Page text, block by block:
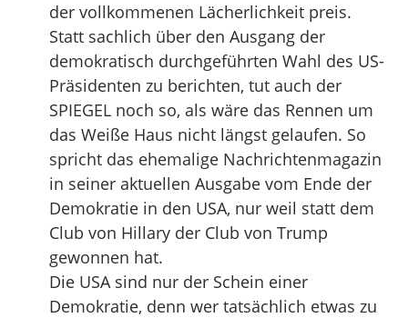
der vollkommenen Lächerlichkeit preis.
Statt sachlich über den Ausgang der
demokratisch durchgeführten Wahl des US-
Präsidenten zu berichten, tut auch der
SPIEGEL noch so, als wäre das Rennen um
das Weiße Haus nicht längst gelaufen. So
spricht das ehemalige Nachrichtenmagazin
in seiner aktuellen Ausgabe vom Ende der
Demokratie in den USA, nur weil statt dem
Club von Hillary der Club von Trump
gewonnen hat.
Die USA sind nur der Schein einer
Demokratie, denn wer tatsächlich etwas zu